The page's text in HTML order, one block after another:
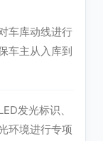
车库动线进行
车主从入库到
发光标识、
环境进行专项